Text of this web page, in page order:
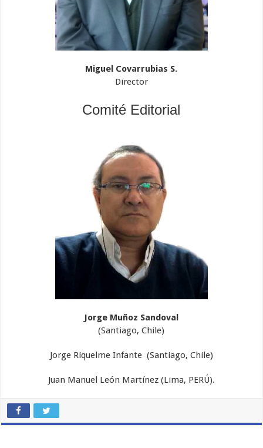
Miguel Covarrubias S.
Director
Comité Editorial
Jorge Muñoz Sandoval
(Santiago, Chile)
Jorge Riquelme Infante (Santiago, Chile)
Juan Manuel León Martínez (Lima, PERÚ).